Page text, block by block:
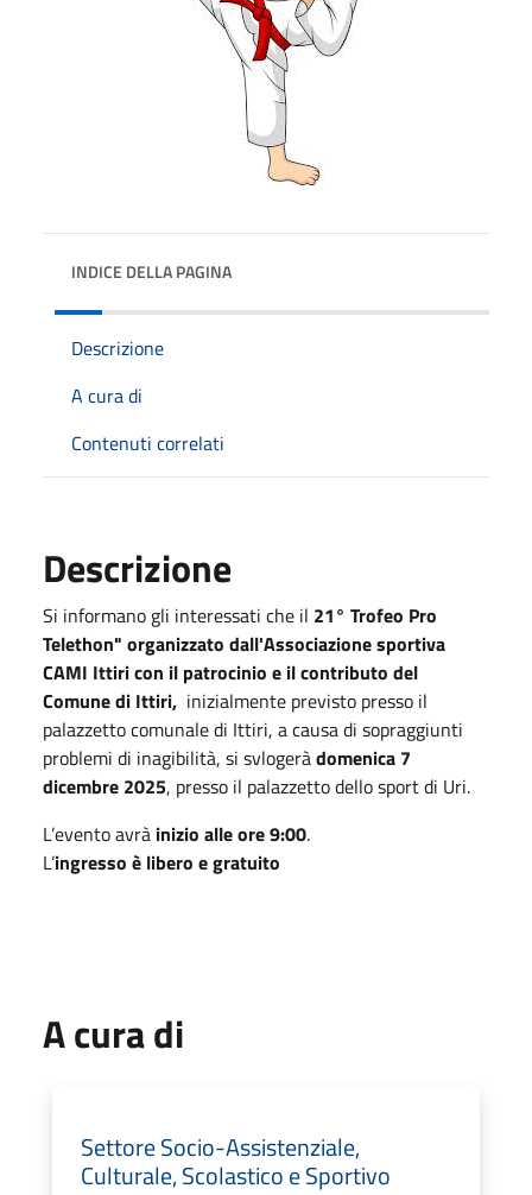
INDICE DELLA PAGINA
Descrizione
A cura di
Contenuti correlati
Descrizione
Si informano gli interessati che il 21° Trofeo Pro
Telethon" organizzato dall'Associazione sportiva
CAMI Ittiri con il patrocinio e il contributo del
Comune di Ittiri, inizialmente previsto presso il
palazzetto comunale di Ittiri, a causa di sopraggiunti
problemi di inagibilità, si svlogeràdomenica 7
dicembre 2025, presso il palazzetto dello sport di Uri.
L’evento avrà inizio alle ore 9:00.
L’ingresso è libero e gratuito
A cura di
Settore Socio-Assistenziale,
Culturale, Scolastico e Sportivo